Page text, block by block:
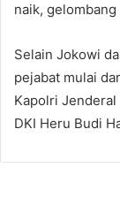
naik,
Selain Jokowi
pejabat mulai
Kapolri
DKI Heru Budi